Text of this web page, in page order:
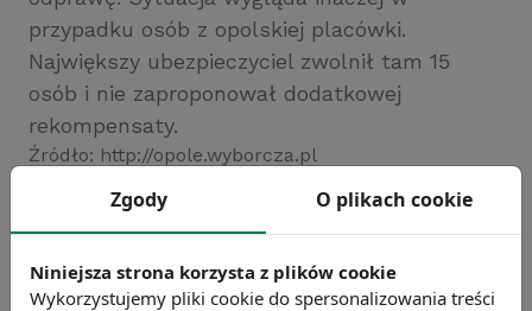
przypadku osób z opolskiej placówki.
Największy ubezpieczyciel zwolnił tam 15
osób i nie zaproponował dodatkowej
rekompensaty.
Źródło: http://opole.wyborcza.pl
Chcesz wiedzieć więcej?
Zobacz więcej wiadomości
Zgody O plikach cookie
Niniejsza strona korzysta z plików cookie
Wykorzystujemy pliki cookie do spersonalizowania treści